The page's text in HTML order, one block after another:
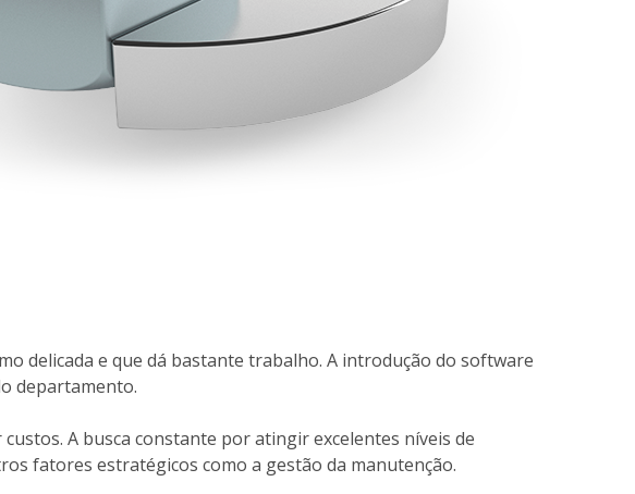
delicada e que dá bastante trabalho. A introdução do software
departamento.
A busca constante por atingir excelentes níveis de
fatores estratégicos como a gestão da manutenção.